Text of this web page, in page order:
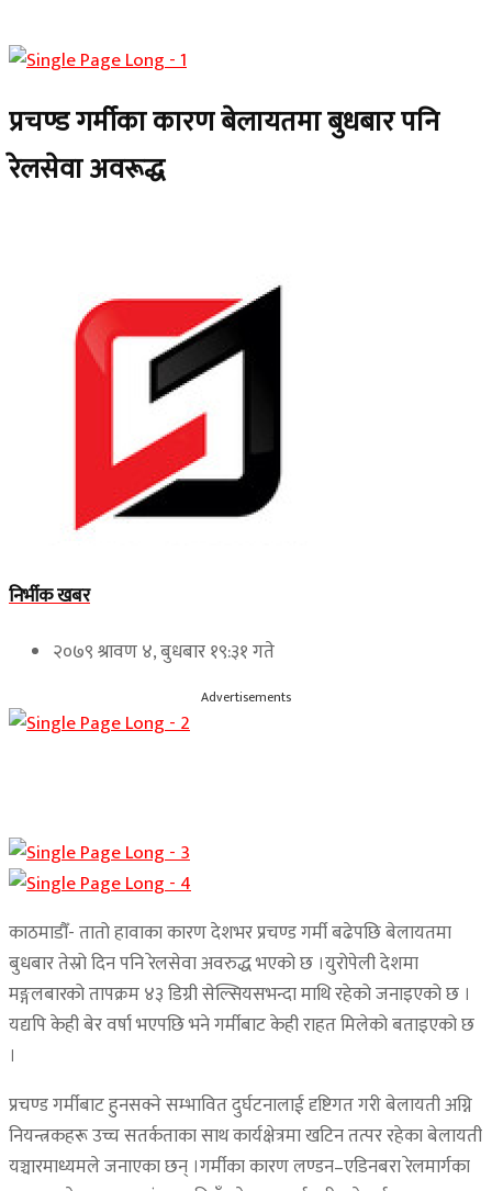
प्रचण्ड गर्मीका कारण बेलायतमा बुधबार पनि
रेलसेवा अवरूद्ध
निर्भीक खबर
२०७९ श्रावण ४, बुधबार १९:३१ गते
Advertisements
काठमाडौँ- तातो हावाका कारण देशभर प्रचण्ड गर्मी बढेपछि बेलायतमा
बुधबार तेस्रो दिन पनि रेलसेवा अवरुद्ध भएको छ ।युरोपेली देशमा
मङ्गलबारको तापक्रम ४३ डिग्री सेल्सियसभन्दा माथि रहेको जनाइएको छ ।
यद्यपि केही बेर वर्षा भएपछि भने गर्मीबाट केही राहत मिलेको बताइएको छ
।
प्रचण्ड गर्मीबाट हुनसक्ने सम्भावित दुर्घटनालाई दृष्टिगत गरी बेलायती अग्नि
नियन्त्रकहरू उच्च सतर्कताका साथ कार्यक्षेत्रमा खटिन तत्पर रहेका बेलायती
यञ्चारमाध्यमले जनाएका छन् ।गर्मीका कारण लण्डन–एडिनबरा रेलमार्गका